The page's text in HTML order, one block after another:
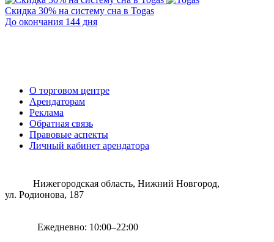
Скидка 30% на систему сна в Togas
До окончания 144 дня
О торговом центре
Арендаторам
Реклама
Обратная связь
Правовые аспекты
Личный кабинет арендатора
Нижегородская область, Нижний Новгород,
ул. Родионова, 187
Ежедневно: 10:00–22:00